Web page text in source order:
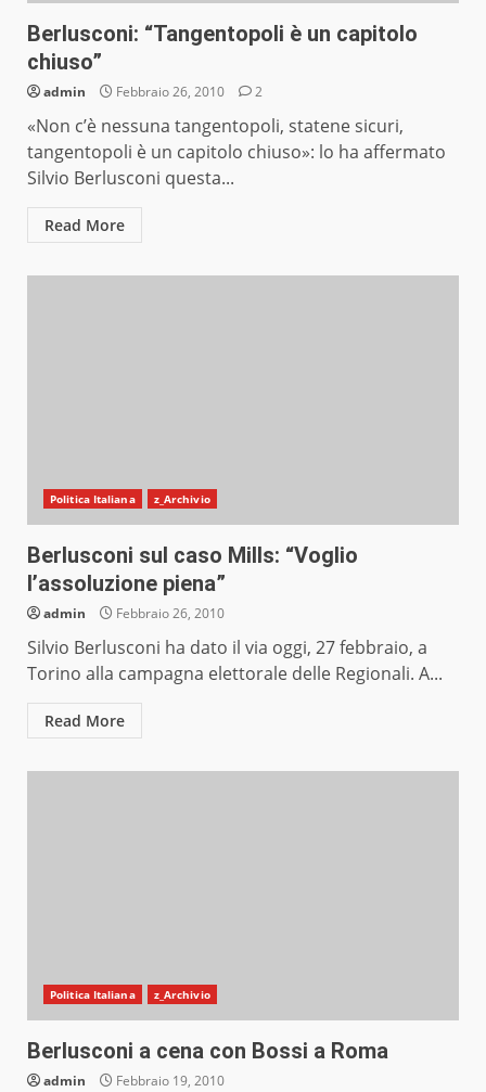
Berlusconi: “Tangentopoli è un capitolo
chiuso”
admin Febbraio 26, 2010 2
«Non c’è nessuna tangentopoli, statene sicuri,
tangentopoli è un capitolo chiuso»: lo ha affermato
Silvio Berlusconi questa...
Read More
Politica Italiana z_Archivio
Berlusconi sul caso Mills: “Voglio
l’assoluzione piena”
admin Febbraio 26, 2010
Silvio Berlusconi ha dato il via oggi, 27 febbraio, a
Torino alla campagna elettorale delle Regionali. A...
Read More
Politica Italiana z_Archivio
Berlusconi a cena con Bossi a Roma
admin Febbraio 19, 2010